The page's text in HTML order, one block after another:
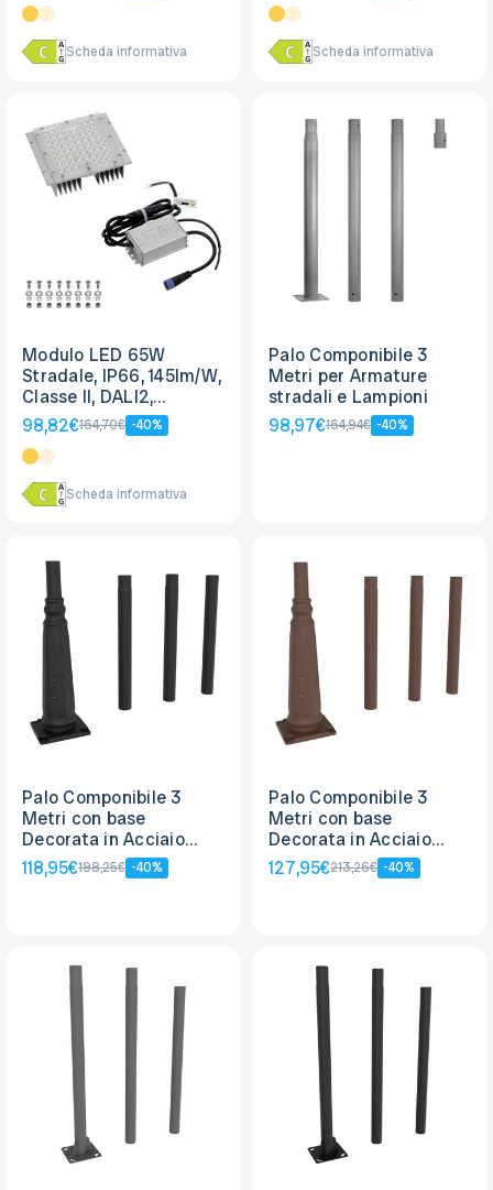
Scheda informativa Scheda informativa
Modulo LED 65W
Stradale, IP66, 145lm/W,
Classe II, DALI2,
LUMILEDS LED
98,82€164,70€ -40%
Scheda informativa
Palo Componibile 3
Metri per Armature
stradali e Lampioni
98,97€164,94€ -40%
Palo Componibile 3
Metri con base
Decorata in Acciaio
Nero
118,95€198,25€ -40%
Palo Componibile 3
Metri con base
Decorata in Acciaio
Corten
127,95€213,26€ -40%